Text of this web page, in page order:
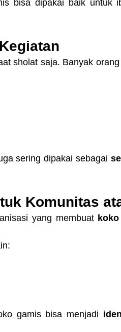
bisa dipakai baik untuk
sholat saja. Banyak
sering dipakai sebagai
Komunitas
yang membuat
gamis bisa menjadi